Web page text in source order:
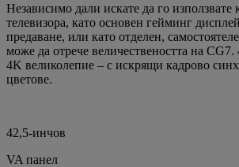
Независимо дали искате да го използвате
телевизора, като основен гейминг
предаване, или като отделен,
може да отрече величествеността на
4K великолепие – с искрящи кадрово
цветове.
42,5-инчов
VA панел